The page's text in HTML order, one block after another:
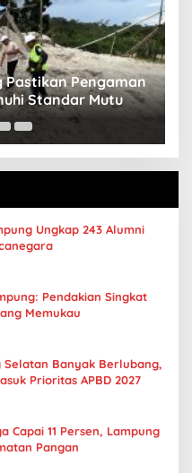
Dinkes
Desak Regulasi
Ungkap 243 Alumni
Pendakian Singkat
Memukau
Selatan Banyak Berlubang,
Prioritas APBD 2027
Capai 11 Persen, Lampung
Pangan